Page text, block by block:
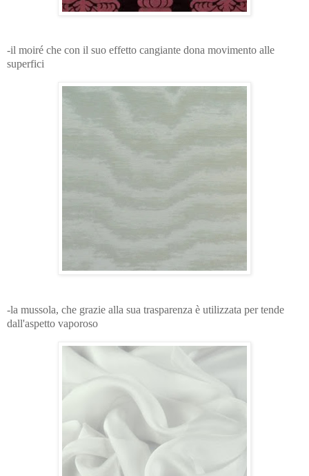
-il moiré che con il suo effetto cangiante dona movimento alle
superfici
-la mussola, che grazie alla sua trasparenza è utilizzata per tende
dall'aspetto vaporoso